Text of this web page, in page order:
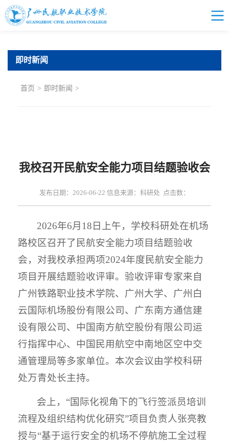
即时新闻
首页 > 即时新闻 >
我校召开民航安全能力项目结题验收会
发布日期：2026-06-22 信息来源：科研处 点击数：
2026年6月18日上午，学校科研处在机场
路校区召开了民航安全能力项目结题验收
会，对我校承担两项2024年度民航安全能力
项目开展结题验收评审。验收评审专家来自
广州铁路职业技术学院、广州大学、广州白
云国际机场股份有限公司、广东南方通信建
设有限公司、中国南方航空股份有限公司运
行指挥中心、中国民用航空中南地区空中交
通管理局等多家单位。本次会议由学校科研
处万青处长主持。
会上，“国际化视角下的飞行签派员培训
流程及组织结构优化研究”项目负责人张亮教
授与“基于运行安全的机场不停航施工全过程